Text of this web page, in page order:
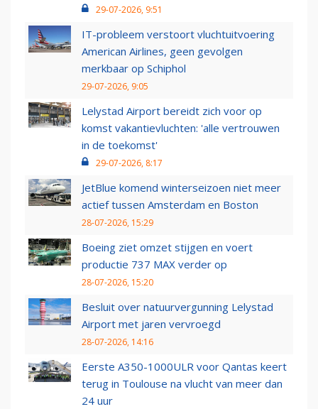
29-07-2026, 9:51
IT-probleem verstoort vluchtuitvoering
American Airlines, geen gevolgen
merkbaar op Schiphol
29-07-2026, 9:05
Lelystad Airport bereidt zich voor op
komst vakantievluchten: 'alle vertrouwen
in de toekomst'
29-07-2026, 8:17
JetBlue komend winterseizoen niet meer
actief tussen Amsterdam en Boston
28-07-2026, 15:29
Boeing ziet omzet stijgen en voert
productie 737 MAX verder op
28-07-2026, 15:20
Besluit over natuurvergunning Lelystad
Airport met jaren vervroegd
28-07-2026, 14:16
Eerste A350-1000ULR voor Qantas keert
terug in Toulouse na vlucht van meer dan
24 uur